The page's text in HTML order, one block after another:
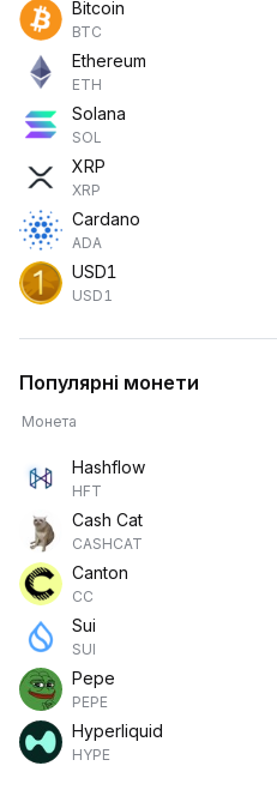
Bitcoin
BTC
Ethereum
ETH
Solana
SOL
XRP
XRP
Cardano
ADA
USD1
USD1
Популярні монети
Монета
Hashflow
HFT
Cash Cat
CASHCAT
Canton
CC
Sui
SUI
Pepe
PEPE
Hyperliquid
HYPE